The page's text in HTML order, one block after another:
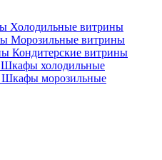
Холодильные витрины
Морозильные витрины
Кондитерские витрины
Шкафы холодильные
Шкафы морозильные